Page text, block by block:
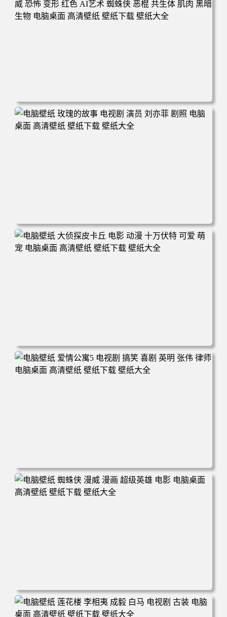
桌面 高清壁纸 壁纸下载 壁纸大全
电脑壁纸 舌头 牙齿 舌头 虚构人物 毒液 漫画 唾液 漫威 恐
怖 变形 红色 AI艺术 蜘蛛侠 恶棍 共生体 肌肉 黑暗 生物 电
电脑壁纸 玫瑰的故事 电视剧 演员 刘亦菲 剧照 电脑桌面 高
清壁纸 壁纸下载 壁纸大全
电脑壁纸 大侦探皮卡丘 电影 动漫 十万伏特 可爱 萌宠 电脑
桌面 高清壁纸 壁纸下载 壁纸大全
电脑壁纸 爱情公寓5 电视剧 搞笑 喜剧 英明 张伟 律师 电脑
桌面 高清壁纸 壁纸下载 壁纸大全
电脑壁纸 蜘蛛侠 漫威 漫画 超级英雄 电影 电脑桌面 高清壁
纸 壁纸下载 壁纸大全